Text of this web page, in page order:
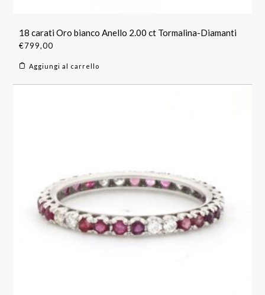
18 carati Oro bianco Anello 2.00 ct Tormalina-Diamanti
€799,00
Aggiungi al carrello